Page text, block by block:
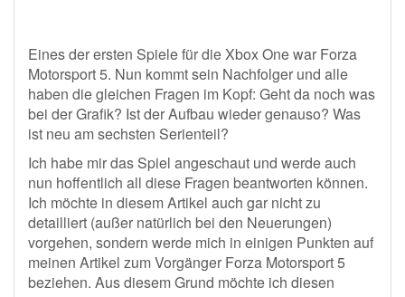
Eines der ersten Spiele für die Xbox One war Forza
Motorsport 5. Nun kommt sein Nachfolger und alle
haben die gleichen Fragen im Kopf: Geht da noch was
bei der Grafik? Ist der Aufbau wieder genauso? Was
ist neu am sechsten Serienteil?
Ich habe mir das Spiel angeschaut und werde auch
nun hoffentlich all diese Fragen beantworten können.
Ich möchte in diesem Artikel auch gar nicht zu
detailliert (außer natürlich bei den Neuerungen)
vorgehen, sondern werde mich in einigen Punkten auf
meinen Artikel zum Vorgänger Forza Motorsport 5
beziehen. Aus diesem Grund möchte ich diesen